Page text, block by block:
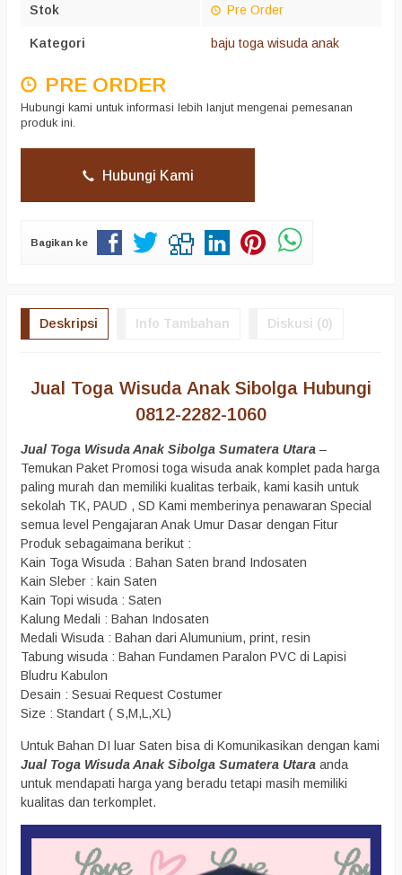
Stok Pre Order
Kategori baju toga wisuda anak
PRE ORDER
Hubungi kami untuk informasi lebih lanjut mengenai pemesanan
produk ini.
Hubungi Kami
Bagikan ke
Deskripsi Info Tambahan Diskusi (0)
Jual Toga Wisuda Anak Sibolga Hubungi
0812-2282-1060
Jual Toga Wisuda Anak Sibolga Sumatera Utara –
Temukan Paket Promosi toga wisuda anak komplet pada harga
paling murah dan memiliki kualitas terbaik, kami kasih untuk
sekolah TK, PAUD , SD Kami memberinya penawaran Special
semua level Pengajaran Anak Umur Dasar dengan Fitur
Produk sebagaimana berikut :
Kain Toga Wisuda : Bahan Saten brand Indosaten
Kain Sleber : kain Saten
Kain Topi wisuda : Saten
Kalung Medali : Bahan Indosaten
Medali Wisuda : Bahan dari Alumunium, print, resin
Tabung wisuda : Bahan Fundamen Paralon PVC di Lapisi
Bludru Kabulon
Desain : Sesuai Request Costumer
Size : Standart ( S,M,L,XL)
Untuk Bahan DI luar Saten bisa di Komunikasikan dengan kami
Jual Toga Wisuda Anak Sibolga Sumatera Utara anda
untuk mendapati harga yang beradu tetapi masih memiliki
kualitas dan terkomplet.